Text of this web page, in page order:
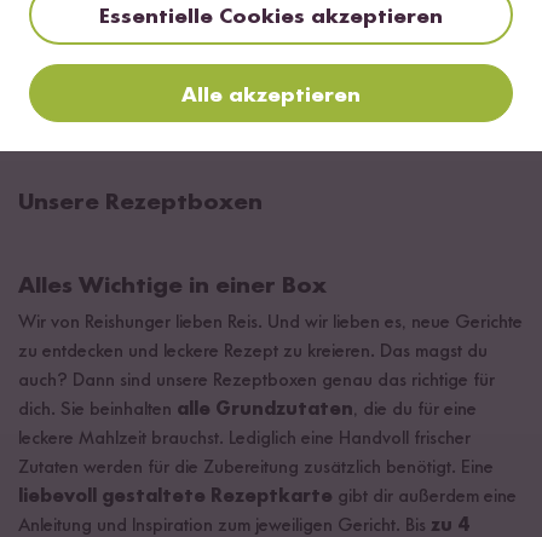
22
Indian Curry
Rezeptbox
ab 15,99 €
Unsere Rezeptboxen
Alles Wichtige in einer Box
Wir von Reishunger lieben Reis. Und wir lieben es, neue Gerichte
zu entdecken und leckere Rezept zu kreieren. Das magst du
auch? Dann sind unsere Rezeptboxen genau das richtige für
dich. Sie beinhalten alle Grundzutaten, die du für eine
leckere Mahlzeit brauchst. Lediglich eine Handvoll frischer
Zutaten werden für die Zubereitung zusätzlich benötigt. Eine
liebevoll gestaltete Rezeptkarte gibt dir außerdem eine
Anleitung und Inspiration zum jeweiligen Gericht. Bis zu 4
Essentielle Cookies akzeptieren
Alle akzeptieren